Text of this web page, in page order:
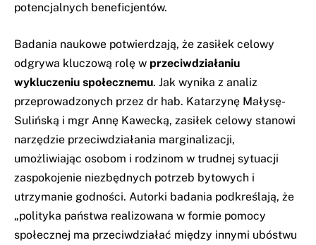
potencjalnych beneficjentów.
Badania naukowe potwierdzają, że zasiłek celowy
odgrywa kluczową rolę w przeciwdziałaniu
wykluczeniu społecznemu. Jak wynika z analiz
przeprowadzonych przez dr hab. Katarzynę Małysę-
Sulińską i mgr Annę Kawecką, zasiłek celowy stanowi
narzędzie przeciwdziałania marginalizacji,
umożliwiając osobom i rodzinom w trudnej sytuacji
zaspokojenie niezbędnych potrzeb bytowych i
utrzymanie godności. Autorki badania podkreślają, że
„polityka państwa realizowana w formie pomocy
społecznej ma przeciwdziałać między innymi ubóstwu